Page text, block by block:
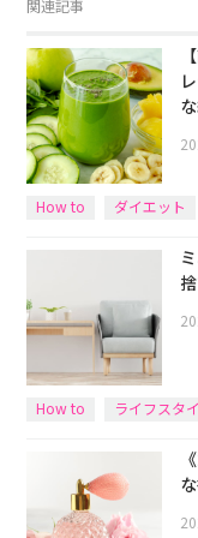
関連記事
How to ダイエット
How to ライフスタ